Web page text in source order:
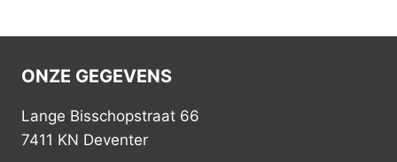
ONZE GEGEVENS
Lange Bisschopstraat 66
7411 KN Deventer